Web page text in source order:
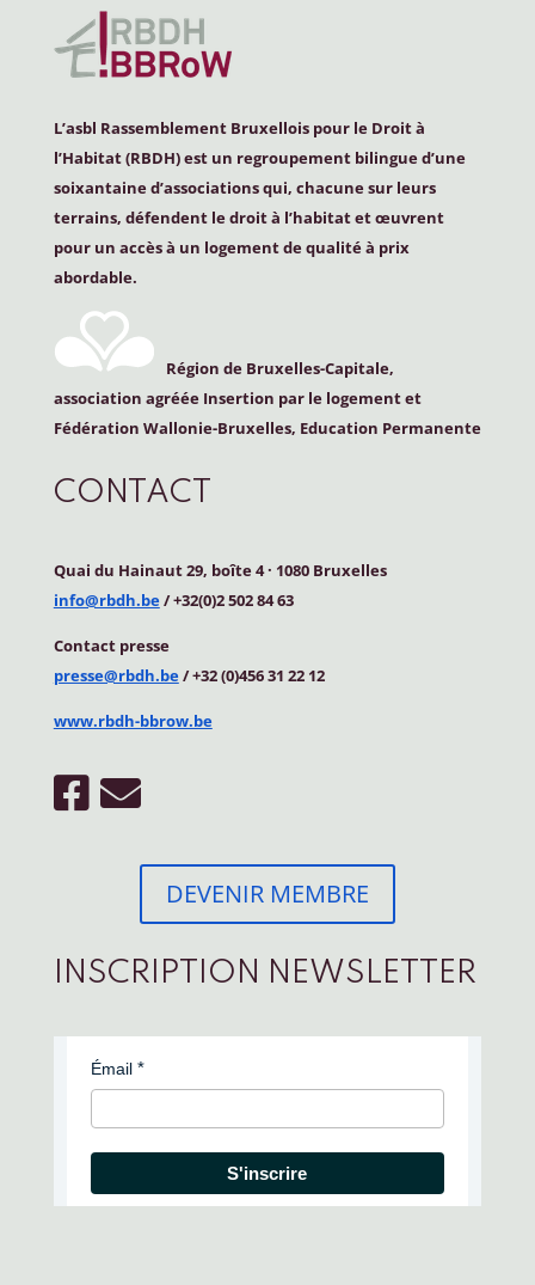
L’asbl Rassemblement Bruxellois pour le Droit à
l’Habitat (RBDH) est un regroupement bilingue d’une
soixantaine d’associations qui, chacune sur leurs
terrains, défendent le droit à l’habitat et œuvrent
pour un accès à un logement de qualité à prix
abordable.
Région de Bruxelles-Capitale,
association agréée Insertion par le logement et
Fédération Wallonie-Bruxelles, Education Permanente
CONTACT
Quai du Hainaut 29, boîte 4· 1080 Bruxelles
info@rbdh.be/ +32(0)2 502 84 63
Contact presse
presse@rbdh.be/ +32 (0)456 31 22 12
www.rbdh-bbrow.be
DEVENIR MEMBRE
INSCRIPTION NEWSLETTER
Émail
S'inscrire